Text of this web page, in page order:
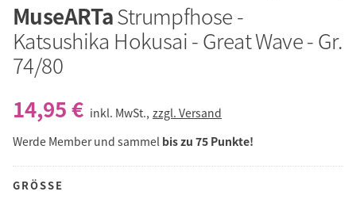
MuseARTaStrumpfhose -
Katsushika Hokusai - Great Wave - Gr.
74/80
14,95 € inkl. MwSt., zzgl. Versand
Werde Member und sammel bis zu 75 Punkte!
GRÖSSE